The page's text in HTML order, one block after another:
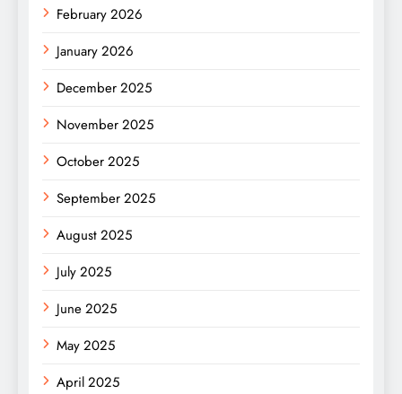
February 2026
January 2026
December 2025
November 2025
October 2025
September 2025
August 2025
July 2025
June 2025
May 2025
April 2025